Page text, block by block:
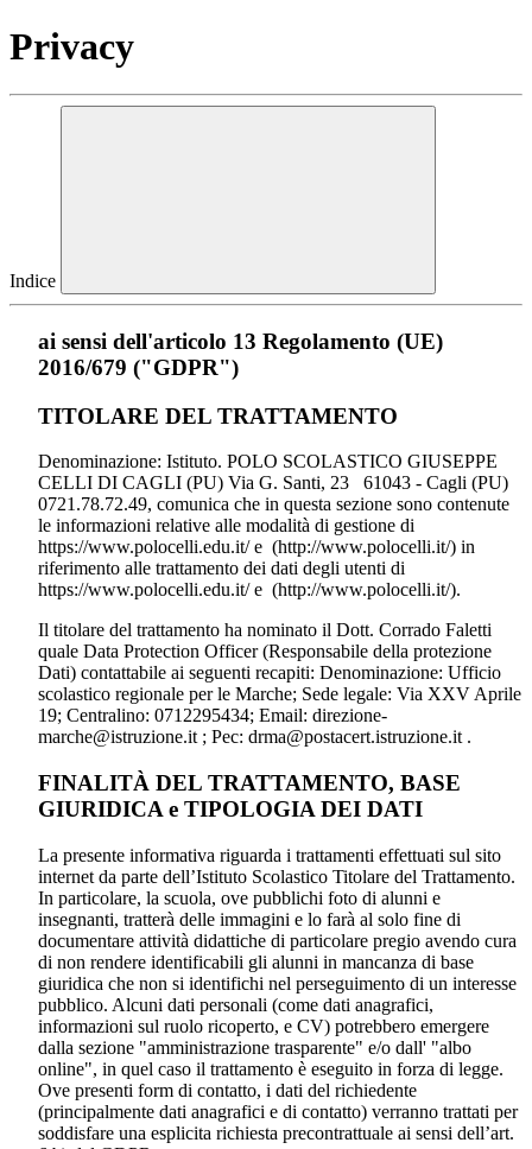
Privacy
Indice
ai sensi dell'articolo 13 Regolamento (UE)
2016/679 ("GDPR")
TITOLARE DEL TRATTAMENTO
Denominazione: Istituto. POLO SCOLASTICO GIUSEPPE
CELLI DI CAGLI (PU) Via G. Santi, 23 61043 - Cagli (PU)
0721.78.72.49, comunica che in questa sezione sono contenute
le informazioni relative alle modalità di gestione di
https://www.polocelli.edu.it/ e (http://www.polocelli.it/) in
riferimento alle trattamento dei dati degli utenti di
https://www.polocelli.edu.it/ e (http://www.polocelli.it/).
Il titolare del trattamento ha nominato il Dott. Corrado Faletti
quale Data Protection Officer (Responsabile della protezione
Dati) contattabile ai seguenti recapiti: Denominazione: Ufficio
scolastico regionale per le Marche; Sede legale: Via XXV Aprile
19; Centralino: 0712295434; Email: direzione-
marche@istruzione.it ; Pec: drma@postacert.istruzione.it .
FINALITÀ DEL TRATTAMENTO, BASE
GIURIDICA e TIPOLOGIA DEI DATI
La presente informativa riguarda i trattamenti effettuati sul sito
internet da parte dell’Istituto Scolastico Titolare del Trattamento.
In particolare, la scuola, ove pubblichi foto di alunni e
insegnanti, tratterà delle immagini e lo farà al solo fine di
documentare attività didattiche di particolare pregio avendo cura
di non rendere identificabili gli alunni in mancanza di base
giuridica che non si identifichi nel perseguimento di un interesse
pubblico. Alcuni dati personali (come dati anagrafici,
informazioni sul ruolo ricoperto, e CV) potrebbero emergere
dalla sezione "amministrazione trasparente" e/o dall' "albo
online", in quel caso il trattamento è eseguito in forza di legge.
Ove presenti form di contatto, i dati del richiedente
(principalmente dati anagrafici e di contatto) verranno trattati per
soddisfare una esplicita richiesta precontrattuale ai sensi dell’art.